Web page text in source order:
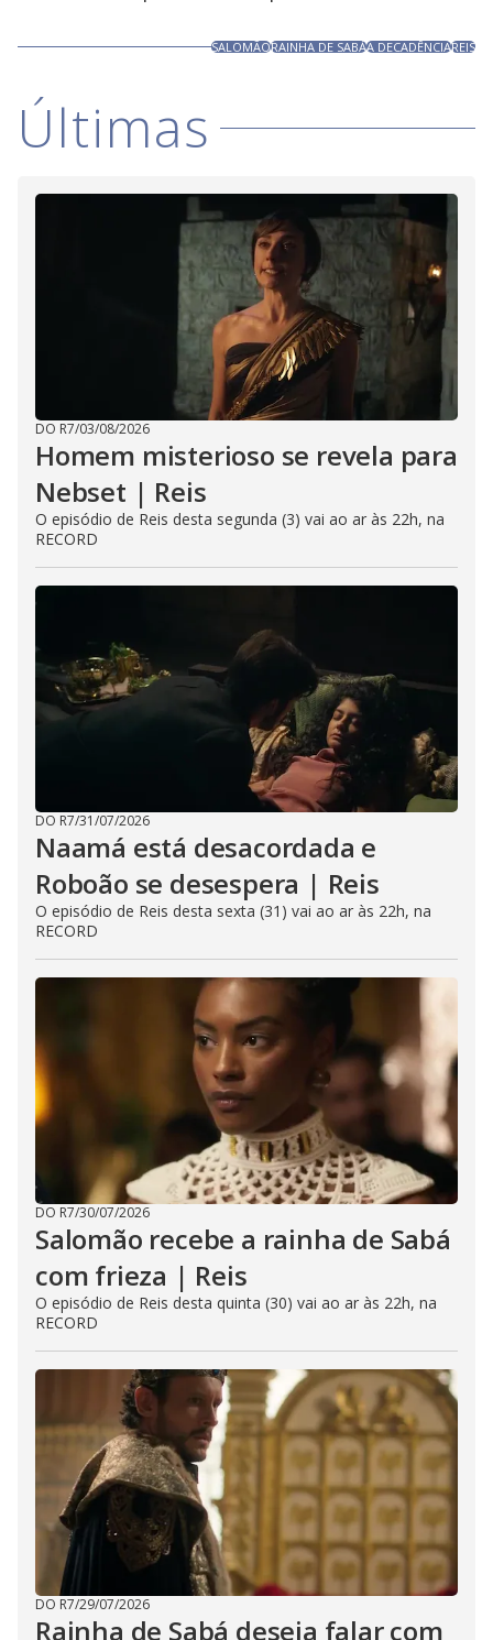
SALOMÃORAINHA DE SABÁA DECADÊNCIAREIS
Últimas
DO R7/03/08/2026
Homem misterioso se revela para
Nebset | Reis
O episódio de Reis desta segunda (3) vai ao ar às 22h, na
RECORD
DO R7/31/07/2026
Naamá está desacordada e
Roboão se desespera | Reis
O episódio de Reis desta sexta (31) vai ao ar às 22h, na
RECORD
DO R7/30/07/2026
Salomão recebe a rainha de Sabá
com frieza | Reis
O episódio de Reis desta quinta (30) vai ao ar às 22h, na
RECORD
DO R7/29/07/2026
Rainha de Sabá deseja falar com